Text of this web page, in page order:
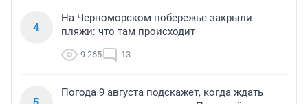
4
На Черноморском побережье закрыли
пляжи: что там происходит
9 265 13
Погода 9 августа подскажет, когда ждать